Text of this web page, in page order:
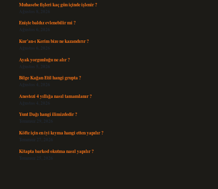
Muhasebe fişleri kaç gün içinde işlenir ?
Ağustos 8, 2026
Enişte baldız evlenebilir mi ?
Ağustos 6, 2026
Kur’an-ı Kerim bize ne kazandırır ?
Ağustos 6, 2026
Ayak yorgunluğu ne alır ?
Ağustos 5, 2026
Bilge Kağan Etil hangi grupta ?
Ağustos 4, 2026
Anestezi 4 yıllığa nasıl tamamlanır ?
Ağustos 4, 2026
Yunt Dağı hangi ilimizdedir ?
Temmuz 29, 2026
Köfte için en iyi kıyma hangi etten yapılır ?
Temmuz 27, 2026
Kitapta barkod okutma nasıl yapılır ?
Temmuz 25, 2026